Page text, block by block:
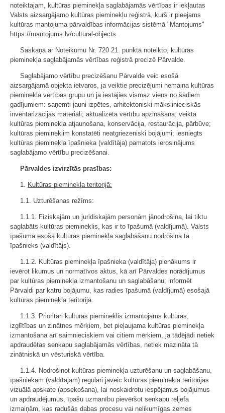
noteiktajam, kultūras pieminekļa saglabājamās vērtības ir iekļautas
Valsts aizsargājamo kultūras pieminekļu reģistrā, kurš ir pieejams
kultūras mantojuma pārvaldības informācijas sistēmā "Mantojums"
https://mantojums.lv/cultural-objects.
Saskaņā ar Noteikumu Nr. 720 21. punktā noteikto, kultūras
pieminekļa saglabājamās vērtības reģistrā precizē Pārvalde.
Saglabājamo vērtību precizēšanu Pārvalde veic esošā
aizsargājamā objekta ietvaros, ja veiktie precizējumi nemaina kultūras
pieminekļa vērtības grupu un ja iestājies vismaz viens no šādiem
gadījumiem: saņemti jauni izpētes, arhitektoniski mākslinieciskās
inventarizācijas materiāli; aktualizēta vērtību apzināšana; veikta
kultūras pieminekļa atjaunošana, konservācija, restaurācija, pārbūve;
kultūras piemineklim konstatēti neatgriezeniski bojājumi; iesniegts
kultūras pieminekļa īpašnieka (valdītāja) pamatots ierosinājums
saglabājamo vērtību precizēšanai.
Pārvaldes izvirzītās prasības:
1. Kultūras pieminekļa teritorijā:
1.1. Uzturēšanas režīms:
1.1.1. Fiziskajām un juridiskajām personām jānodrošina, lai tiktu
saglabāts kultūras piemineklis, kas ir to īpašumā (valdījumā). Valsts
īpašumā esošā kultūras pieminekļa saglabāšanu nodrošina tā
īpašnieks (valdītājs).
1.1.2. Kultūras pieminekļa īpašnieka (valdītāja) pienākums ir
ievērot likumus un normatīvos aktus, kā arī Pārvaldes norādījumus
par kultūras pieminekļa izmantošanu un saglabāšanu; informēt
Pārvaldi par katru bojājumu, kas radies īpašumā (valdījumā) esošajā
kultūras pieminekļa teritorijā.
1.1.3. Prioritāri kultūras piemineklis izmantojams kultūras,
izglītības un zinātnes mērķiem, bet pieļaujama kultūras pieminekļa
izmantošana arī saimnieciskiem vai citiem mērķiem, ja tādējādi netiek
apdraudētas senkapu saglabājamās vērtības, netiek mazināta tā
zinātniskā un vēsturiskā vērtība.
1.1.4. Nodrošinot kultūras pieminekļa uzturēšanu un saglabāšanu,
īpašniekam (valdītajam) regulāri jāveic kultūras pieminekļa teritorijas
vizuālā apskate (apsekošana), lai noskaidrotu iespējamus bojājumus
un apdraudējumus, īpašu uzmanību pievēršot senkapu reljefa
izmaiņām, kas radušās dabas procesu vai nelikumīgas zemes